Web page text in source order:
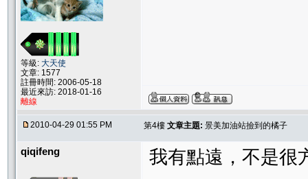
等級: 大天使
文章: 1577
註冊時間: 2006-05-18
最近來訪: 2018-01-16
離線
2010-04-29 01:55 PM 第4樓 文章主題: 景美加油站撿到的橘子
qiqifeng 我有點遠，不是很